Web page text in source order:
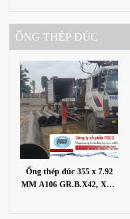
ỐNG THÉP ĐÚC
Ống thép đúc 355 x 7.92
MM A106 GR.B.X42, X46,